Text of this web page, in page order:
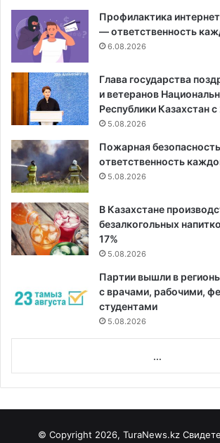
Профилактика
— ответственность
6.08.2026
Глава государства
и ветеранов
Республики Казахстан
5.08.2026
Пожарная
ответственность
5.08.2026
В Казахстане
безалкогольных
17%
5.08.2026
Партии вышли в
с врачами, рабочими,
студентами
5.08.2026
...
© Copyright 2026, TuraNews.kz